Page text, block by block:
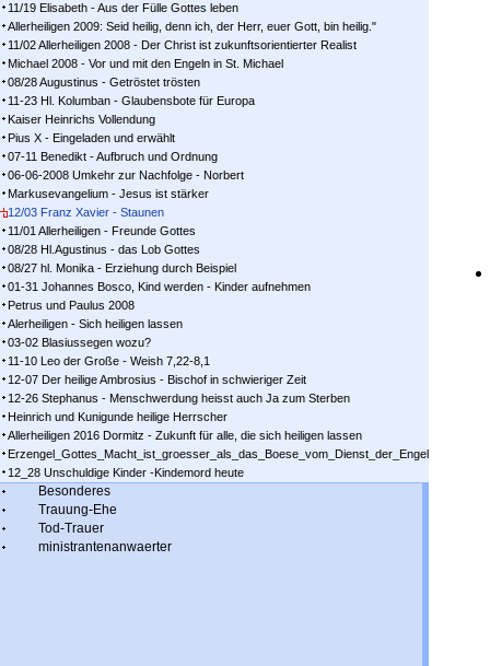
11/19 Elisabeth - Aus der Fülle Gottes leben
Allerheiligen 2009: Seid heilig, denn ich, der Herr, euer Gott, bin heilig."
11/02 Allerheiligen 2008 - Der Christ ist zukunftsorientierter Realist
Michael 2008 - Vor und mit den Engeln in St. Michael
08/28 Augustinus - Getröstet trösten
11-23 Hl. Kolumban - Glaubensbote für Europa
Kaiser Heinrichs Vollendung
Pius X - Eingeladen und erwählt
07-11 Benedikt - Aufbruch und Ordnung
06-06-2008 Umkehr zur Nachfolge - Norbert
Markusevangelium - Jesus ist stärker
12/03 Franz Xavier - Staunen
11/01 Allerheiligen - Freunde Gottes
08/28 Hl.Agustinus - das Lob Gottes
08/27 hl. Monika - Erziehung durch Beispiel
01-31 Johannes Bosco, Kind werden - Kinder aufnehmen
Petrus und Paulus 2008
Alerheiligen - Sich heiligen lassen
03-02 Blasiussegen wozu?
11-10 Leo der Große - Weish 7,22-8,1
12-07 Der heilige Ambrosius - Bischof in schwieriger Zeit
12-26 Stephanus - Menschwerdung heisst auch Ja zum Sterben
Heinrich und Kunigunde heilige Herrscher
Allerheiligen 2016 Dormitz - Zukunft für alle, die sich heiligen lassen
Erzengel_Gottes_Macht_ist_groesser_als_das_Boese_vom_Dienst_der_Engel
12_28 Unschuldige Kinder -Kindemord heute
Besonderes
Trauung-Ehe
Tod-Trauer
ministrantenanwaerter